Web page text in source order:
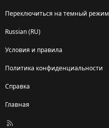
Переключиться на темный режим
Russian (RU)
Условия и правила
Политика конфиденциальности
Справка
Главная
R